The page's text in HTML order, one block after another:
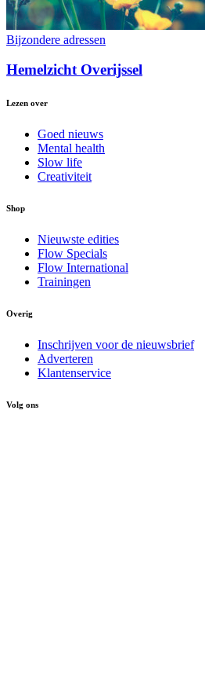
Bijzondere adressen
Hemelzicht Overijssel
Lezen over
Goed nieuws
Mental health
Slow life
Creativiteit
Shop
Nieuwste edities
Flow Specials
Flow International
Trainingen
Overig
Inschrijven voor de nieuwsbrief
Adverteren
Klantenservice
Volg ons